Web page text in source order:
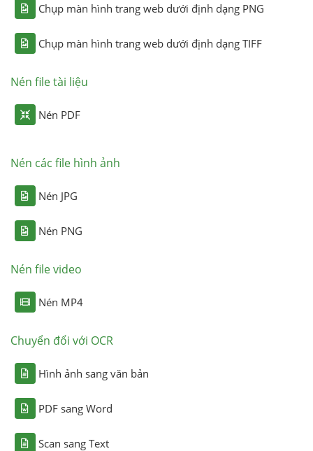
Chụp màn hình trang web dưới định dạng PNG
Chụp màn hình trang web dưới định dạng TIFF
Nén file tài liệu
Nén PDF
Nén các file hình ảnh
Nén JPG
Nén PNG
Nén file video
Nén MP4
Chuyển đổi với OCR
Hình ảnh sang văn bản
PDF sang Word
Scan sang Text